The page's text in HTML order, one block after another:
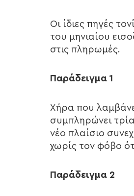
Οι ίδιες πηγές
του μηνιαίου
στις πληρωμές.
Παράδειγμα 1
Χήρα που
συμπληρώνει
νέο πλαίσιο
χωρίς τον φόβο
Παράδειγμα 2